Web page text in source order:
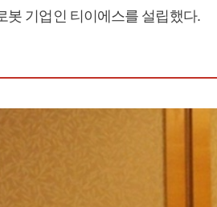
봇 기업인 티이에스를 설립했다.